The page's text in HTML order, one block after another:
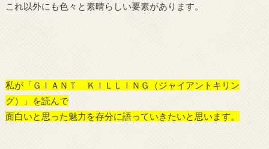
これ以外にも色々と素晴らしい要素があります。
私が「ＧＩＡＮＴ ＫＩＬＬＩＮＧ（ジャイアントキリン
グ）」を読んで
面白いと思った魅力を存分に語っていきたいと思います。